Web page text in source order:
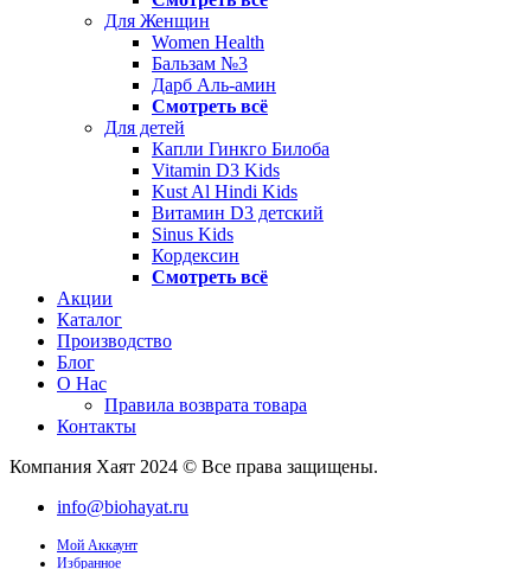
Для Женщин
Women Health
Бальзам №3
Дарб Аль-амин
Смотреть всё
Для детей
Капли Гинкго Билоба
Vitamin D3 Kids
Kust Al Hindi Kids
Витамин D3 детский
Sinus Kids
Кордексин
Смотреть всё
Акции
Каталог
Производство
Блог
О Нас
Правила возврата товара
Контакты
Компания Хаят 2024 © Все права защищены.
info@biohayat.ru
Мой Аккаунт
Избранное